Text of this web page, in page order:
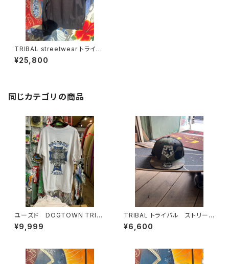
TRIBAL streetwear トライバ
ルジャケット TRIBAL ARCHE
D COLLEGE JACKET
¥25,800
同じカテゴリの商品
ユーズド DOGTOWN TRIB
AL メンズTシャツ
¥9,999
TRIBAL トライバル ストリート
ウェア スナップバックキャップ
USA
¥6,600